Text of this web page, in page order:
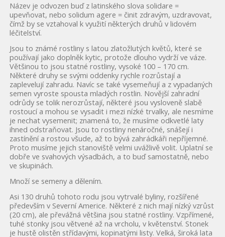
Název je odvozen buď z latinského slova solidare =
upevňovat, nebo solidum agere = činit zdravým, uzdravovat,
čímž by se vztahoval k využití některých druhů v lidovém
léčitelství.
Jsou to známé rostliny s latou zlatožlutých květů, které se
používají jako doplněk kytic, protože dlouho vydrží ve váze.
Většinou to jsou statné rostliny, vysoké 100 – 170 cm.
Některé druhy se svými oddenky rychle rozrůstají a
zaplevelují zahradu. Navíc se také vysemeňují a z vypadaných
semen vyroste spousta mladých rostlin. Novější zahradní
odrůdy se tolik nerozrůstají, některé jsou vysloveně slabě
rostoucí a mohou se vysadit i mezi nízké trvalky, ale nesmíme
je nechat vysemenit; znamená to, že musíme odkvetlé laty
ihned odstraňovat. Jsou to rostliny nenáročné, snášejí i
zastínění a rostou všude, až to bývá zahrádkáři nepříjemné.
Proto musíme jejich stanoviště velmi uvážlivě volit. Uplatní se
dobře ve svahových výsadbách, a to buď samostatně, nebo
ve skupinách.
Množí se semeny a dělením.
Asi 130 druhů tohoto rodu jsou vytrvalé byliny, rozšířené
především v Severní Americe. Některé z nich mají nízký vzrůst
(20 cm), ale převážná většina jsou statné rostliny. Vzpřímené,
tuhé stonky jsou větvené až na vrcholu, v květenství. Stonek
je hustě olistěn střídavými, kopinatými listy. Velká, široká lata